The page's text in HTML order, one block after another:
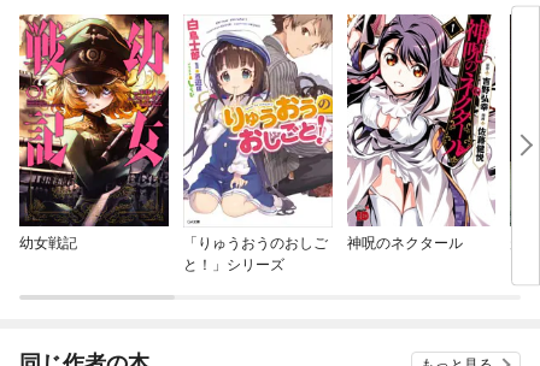
幼女戦記
「りゅうおうのおしご
と！」シリーズ
神呪のネクタール